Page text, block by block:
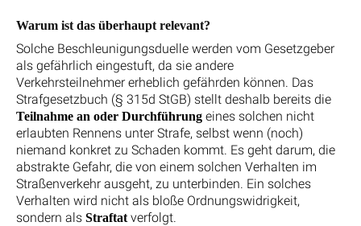
Warum ist das überhaupt relevant?
Solche Beschleunigungsduelle werden vom Gesetzgeber
als gefährlich eingestuft, da sie andere
Verkehrsteilnehmer erheblich gefährden können. Das
Strafgesetzbuch (§ 315d StGB) stellt deshalb bereits die
Teilnahme an oder Durchführung eines solchen nicht
erlaubten Rennens unter Strafe, selbst wenn (noch)
niemand konkret zu Schaden kommt. Es geht darum, die
abstrakte Gefahr, die von einem solchen Verhalten im
Straßenverkehr ausgeht, zu unterbinden. Ein solches
Verhalten wird nicht als bloße Ordnungswidrigkeit,
sondern als Straftat verfolgt.